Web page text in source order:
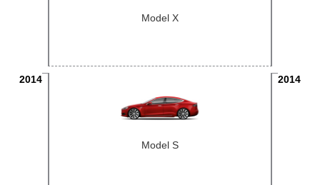
Model X
2014 2014
Model S